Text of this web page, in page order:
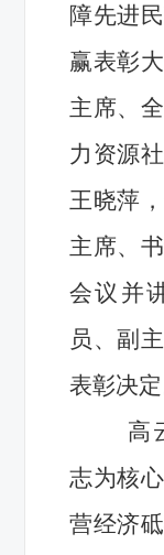
障先进
赢表彰
主席、
力资源
王晓萍
主席、
会议并
员、副
表彰决定
高
志为核
营经济